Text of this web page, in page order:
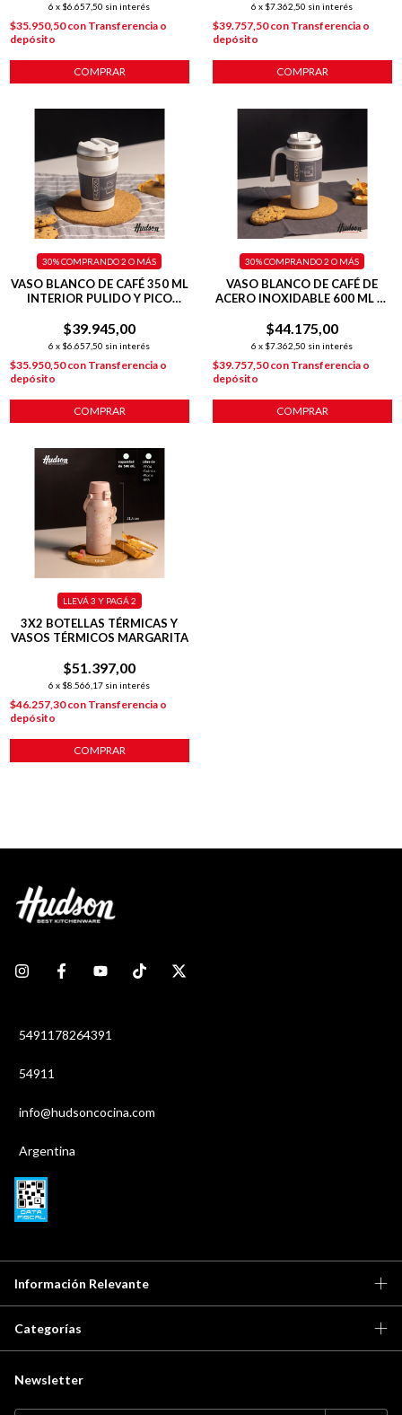
6 x $6.657,50 sin interés
$35.950,50con Transferencia o
depósito
COMPRAR
6 x $7.362,50 sin interés
$39.757,50con Transferencia o
depósito
COMPRAR
VASO BLANCO DE CAFÉ 350 ML
INTERIOR PULIDO Y PICO
$39.945,00
6 x $6.657,50 sin interés
30%COMPRANDO 2 O MÁS
$35.950,50con Transferencia o
depósito
COMPRAR
VASO BLANCO DE CAFÉ DE
ACERO INOXIDABLE 600 ML C/
$44.175,00
6 x $7.362,50 sin interés
30%COMPRANDO 2 O MÁS
$39.757,50con Transferencia o
depósito
COMPRAR
3X2 BOTELLAS TÉRMICAS Y
VASOS TÉRMICOS MARGARITA
$51.397,00
6 x $8.566,17 sin interés
LLEVÁ 3 Y PAGÁ 2
$46.257,30con Transferencia o
depósito
COMPRAR
5491178264391
54911
info@hudsoncocina.com
Argentina
Información Relevante
Categorías
Newsletter